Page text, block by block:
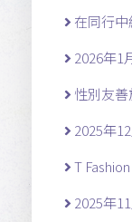
在同行
2026年1
性別友
2025年
T
2025年